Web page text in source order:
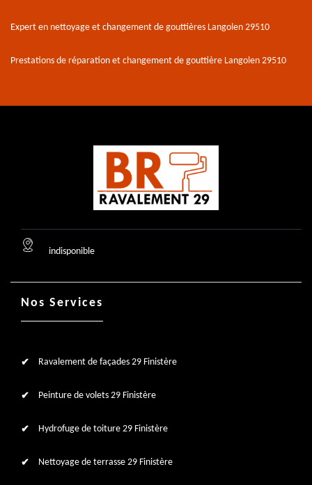
Expert en nettoyage et changement de gouttières Langolen 29510
Prestations de réparation et changement de gouttière Langolen 29510
indisponible
Nos Services
Ravalement de façades 29 Finistère
Peinture de volets 29 Finistère
Hydrofuge de toiture 29 Finistère
Nettoyage de terrasse 29 Finistère